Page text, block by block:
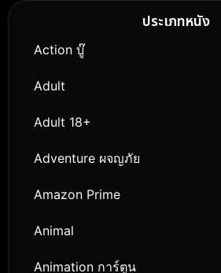
ประเภทหนัง
Action บู๊
Adult
Adult 18+
Adventure ผจญภัย
Amazon Prime
Animal
Animation การ์ตูน